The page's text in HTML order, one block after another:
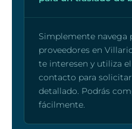
Simplemente navega
proveedores en
te interesen y utiliza
contacto para
detallado. Podrás
fácilmente.